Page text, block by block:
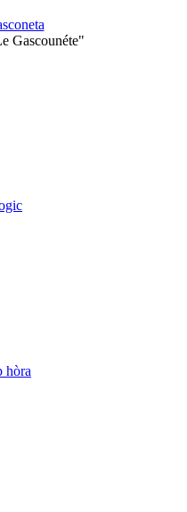
Gascounéte"
hòra